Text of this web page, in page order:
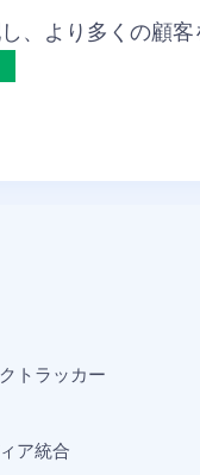
、より多くの顧
トラッカー
ア統合